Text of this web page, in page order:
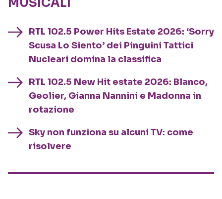
MUSICALI
RTL 102.5 Power Hits Estate 2026: ‘Sorry
Scusa Lo Siento’ dei Pinguini Tattici
Nucleari domina la classifica
RTL 102.5 New Hit estate 2026: Blanco,
Geolier, Gianna Nannini e Madonna in
rotazione
Sky non funziona su alcuni TV: come
risolvere